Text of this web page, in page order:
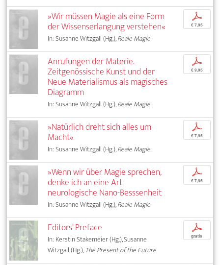
»Wir müssen Magie als eine Form
der Wissenserlangung verstehen«
In: Susanne Witzgall (Hg.),Reale Magie
p
€ 7,95
Anrufungen der Materie.
Zeitgenössische Kunst und der
Neue Materialismus als magisches
Diagramm
In: Susanne Witzgall (Hg.),Reale Magie
p
€ 9,95
»Natürlich dreht sich alles um
Macht«
In: Susanne Witzgall (Hg.),Reale Magie
p
€ 7,95
»Wenn wir über Magie sprechen,
denke ich an eine Art
neurologische Nano-Besssenheit
In: Susanne Witzgall (Hg.),Reale Magie
p
€ 7,95
Editors' Preface
In: Kerstin Stakemeier (Hg.), Susanne
Witzgall (Hg.),The Present of the Future
p
gratis